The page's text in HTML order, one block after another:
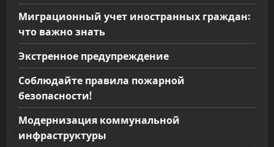
Миграционный учет иностранных граждан:
что важно знать
Экстренное предупреждение
Соблюдайте правила пожарной
безопасности!
Модернизация коммунальной
инфраструктуры